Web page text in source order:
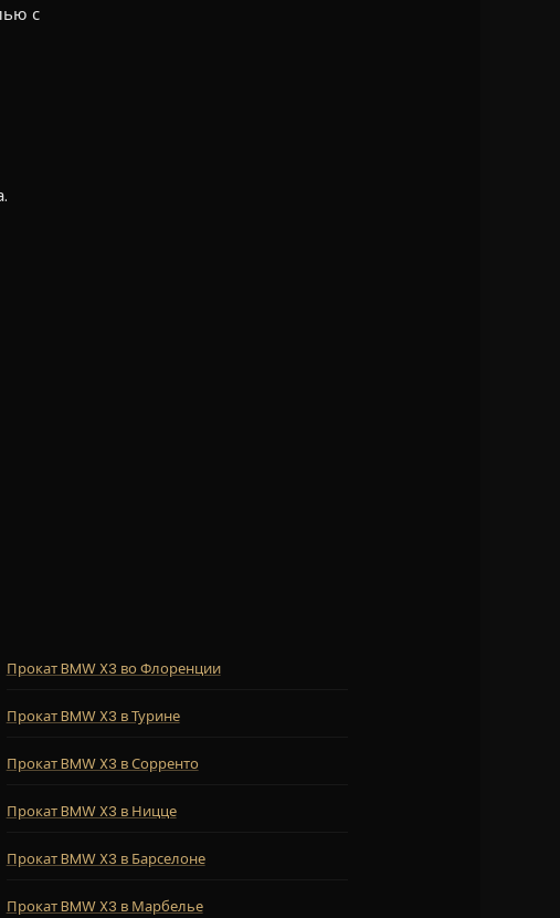
с
Прокат BMW X3 во Флоренции
Прокат BMW X3 в Турине
Прокат BMW X3 в Сорренто
Прокат BMW X3 в Ницце
Прокат BMW X3 в Барселоне
Прокат BMW X3 в Марбелье